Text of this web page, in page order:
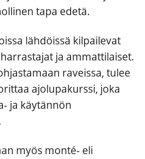
tapa edetä.
lähdöissä kilpailevat
ja ammattilaiset.
raveissa, tulee
ajolupakurssi, joka
ja käytännön
myös monté- eli